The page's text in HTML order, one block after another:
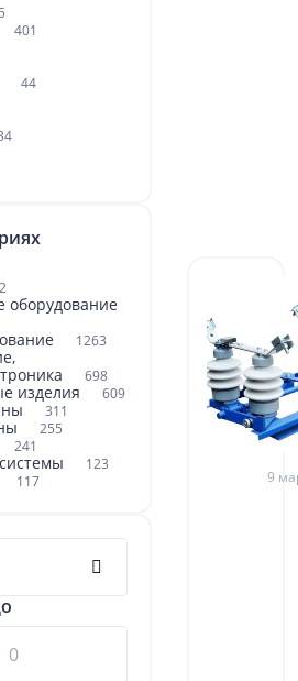
401
44
оборудование
1263
698
изделия 609
311
255
241
123
117 9